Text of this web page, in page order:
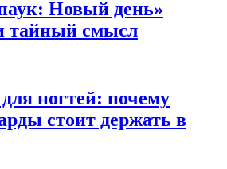
Новый день»
тайный смысл
ногтей: почему
стоит держать в